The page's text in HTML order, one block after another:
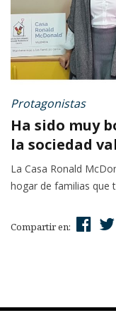
Protagonistas
Ha sido muy
la sociedad
La Casa Ronald
hogar de familias que
Compartir en: